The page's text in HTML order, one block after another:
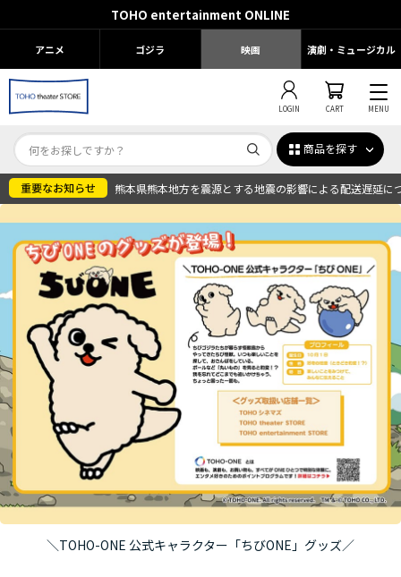
TOHO entertainment ONLINE
アニメ ゴジラ 映画 演劇・ミュージカル
LOGIN CART MENU
商品を探す
熊本県熊本地方を震源とする地震の影響による配送遅延に
＼TOHO-ONE 公式キャラクター「ちびONE」グッズ／